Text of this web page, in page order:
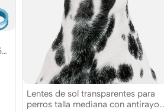
Lentes de sol transparentes para
perros talla mediana con antirayos